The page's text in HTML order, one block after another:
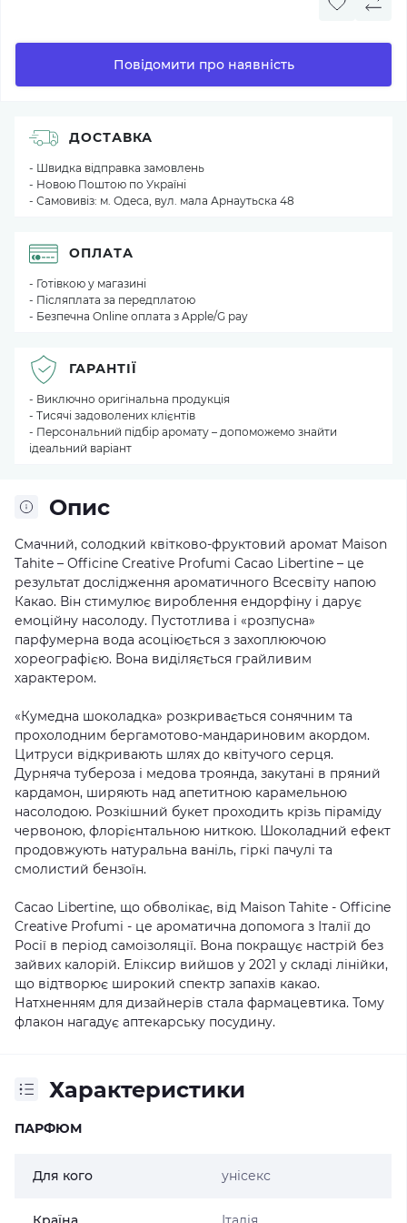
Повідомити про наявність
Опис
Смачний, солодкий квітково-фруктовий аромат Maison
Tahite – Officine Creative Profumi Cacao Libertine – це
результат дослідження ароматичного Всесвіту напою
Какао. Він стимулює вироблення ендорфіну і дарує
емоційну насолоду. Пустотлива і «розпусна»
парфумерна вода асоціюється з захоплюючою
хореографією. Вона виділяється грайливим
характером.
«Кумедна шоколадка» розкривається сонячним та
прохолодним бергамотово-мандариновим акордом.
Цитруси відкривають шлях до квітучого серця.
Дурняча тубероза і медова троянда, закутані в пряний
кардамон, ширяють над апетитною карамельною
насолодою. Розкішний букет проходить крізь піраміду
червоною, флорієнтальною ниткою. Шоколадний ефект
продовжують натуральна ваніль, гіркі пачулі та
смолистий бензоїн.
Cacao Libertine, що обволікає, від Maison Tahite - Officine
Creative Profumi - це ароматична допомога з Італії до
Росії в період самоізоляції. Вона покращує настрій без
зайвих калорій. Еліксир вийшов у 2021 у складі лінійки,
що відтворює широкий спектр запахів какао.
Натхненням для дизайнерів стала фармацевтика. Тому
флакон нагадує аптекарську посудину.
Характеристики
ПАРФЮМ
Для кого унісекс
ДОСТАВКА
- Швидка відправка замовлень
- Новою Поштою по Україні
- Самовивіз: м. Одеса, вул. мала Арнаутьска 48
ОПЛАТА
- Готівкою у магазині
- Післяплата за передплатою
- Безпечна Online оплата з Apple/G pay
ГАРАНТІЇ
- Виключно оригінальна продукція
- Тисячі задоволених клієнтів
- Персональний підбір аромату – допоможемо знайти
ідеальний варіант